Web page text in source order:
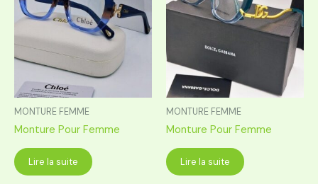
MONTURE FEMME
Monture Pour Femme
Lire la suite
MONTURE FEMME
Monture Pour Femme
Lire la suite